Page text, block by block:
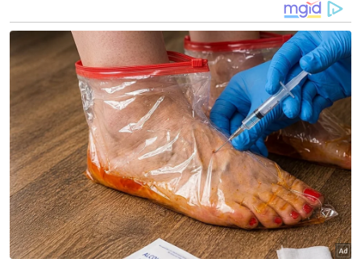
Artikel Disyorkan
Nasional
Kerjasama dalam Kerajaan
Perpaduan kekal utuh, stabil -
Fahmi
Nasional
Insiden pokok tumbang ragut
50 nyawa sejak 2021